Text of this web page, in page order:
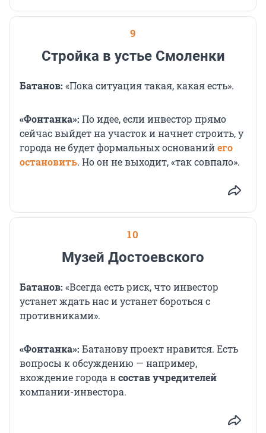
9
Стройка в устье Смоленки
Батанов: «Пока ситуация такая, какая есть».
«Фонтанка»: По идее, если инвестор прямо
сейчас выйдет на участок и начнет строить, у
города не будет формальных основанийего
остановить. Но он не выходит, «так совпало».
10
Музей Достоевского
Батанов: «Всегда есть риск, что инвестор
устанет ждать нас и устанет бороться с
противниками».
«Фонтанка»: Батанову проект нравится. Есть
вопросы к обсуждению — например,
вхождение города всостав учредителей
компании-инвестора.